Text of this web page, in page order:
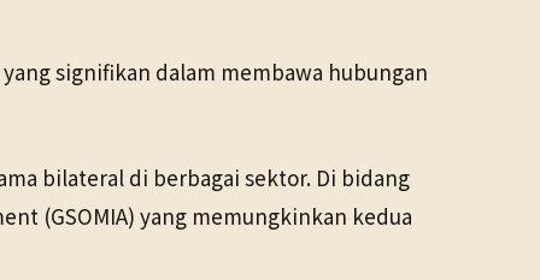
signifikan dalam membawa hubungan
bilateral di berbagai sektor. Di bidang
(GSOMIA) yang memungkinkan kedua